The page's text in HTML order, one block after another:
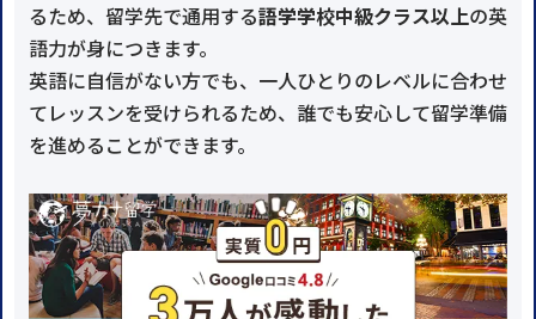
るため、留学先で通用する語学学校中級クラス以上の英
語力が身につきます。
英語に自信がない方でも、一人ひとりのレベルに合わせ
てレッスンを受けられるため、誰でも安心して留学準備
を進めることができます。